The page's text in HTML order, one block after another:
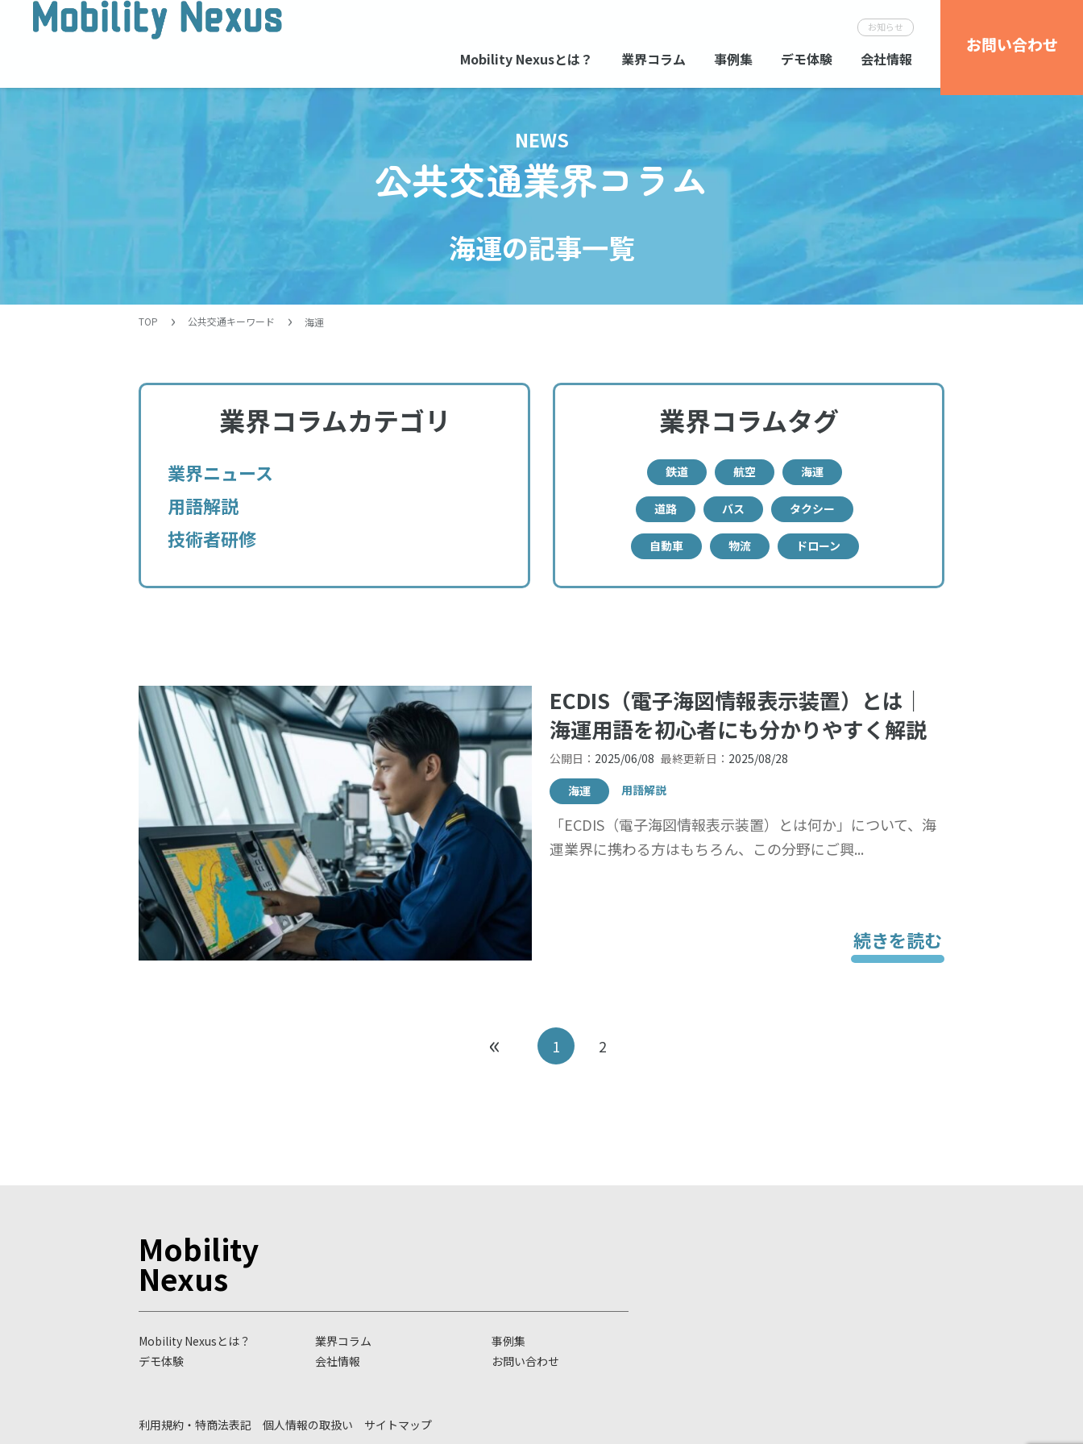
お知らせ
Mobility Nexusとは？ 業界コラム 事例集 デモ体験 会社情報
お問い合わせ
NEWS
公共交通業界コラム
海運の記事一覧
TOP 公共交通キーワード 海運
業界コラムカテゴリ
業界ニュース
用語解説
技術者研修
業界コラムタグ
鉄道 航空 海運
道路 バス タクシー
自動車 物流 ドローン
ECDIS（電子海図情報表示装置）とは｜
海運用語を初心者にも分かりやすく解説
公開日： 2025/06/08 最終更新日： 2025/08/28
海運
用語解説
「ECDIS（電子海図情報表示装置）とは何か」について、海
運業界に携わる方はもちろん、この分野にご興...
続きを読む
« 1 2
Mobility
Nexus
Mobility Nexusとは？ 業界コラム
事例集
デモ体験
会社情報 お問い合わせ
利用規約・特商法表記 個人情報の取扱い サイトマップ